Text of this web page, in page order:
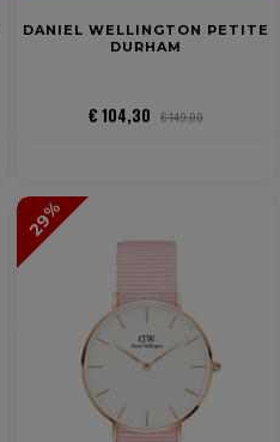
DANIEL WELLINGTON PETITE
DURHAM
€ 104,30 € 149,00
29%